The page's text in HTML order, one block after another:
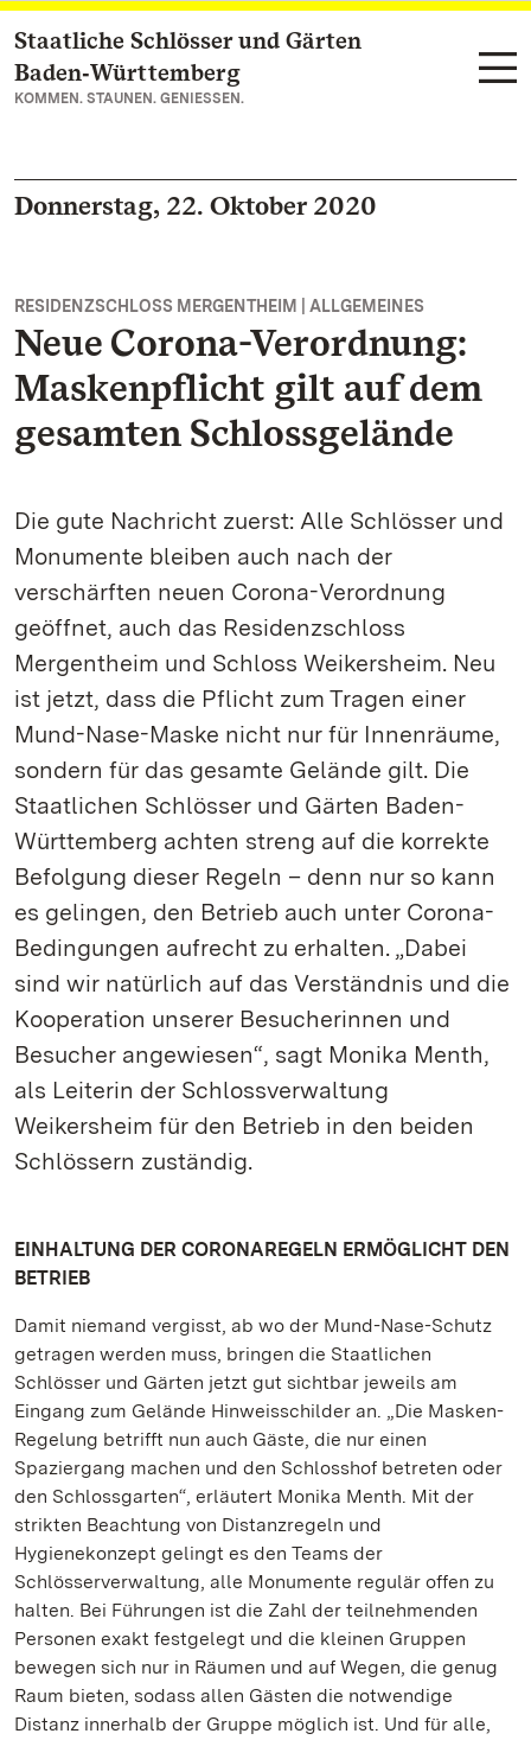
Zum Hauptinhalt springen
Staatliche Schlösser und Gärten
Baden‑Württemberg
KOMMEN. STAUNEN. GENIESSEN.
Donnerstag, 22. Oktober 2020
RESIDENZSCHLOSS MERGENTHEIM | ALLGEMEINES
Neue Corona-Verordnung:
Maskenpflicht gilt auf dem
gesamten Schlossgelände
Die gute Nachricht zuerst: Alle Schlösser und
Monumente bleiben auch nach der
verschärften neuen Corona-Verordnung
geöffnet, auch das Residenzschloss
Mergentheim und Schloss Weikersheim. Neu
ist jetzt, dass die Pflicht zum Tragen einer
Mund-Nase-Maske nicht nur für Innenräume,
sondern für das gesamte Gelände gilt. Die
Staatlichen Schlösser und Gärten Baden-
Württemberg achten streng auf die korrekte
Befolgung dieser Regeln – denn nur so kann
es gelingen, den Betrieb auch unter Corona-
Bedingungen aufrecht zu erhalten. „Dabei
sind wir natürlich auf das Verständnis und die
Kooperation unserer Besucherinnen und
Besucher angewiesen“, sagt Monika Menth,
als Leiterin der Schlossverwaltung
Weikersheim für den Betrieb in den beiden
Schlössern zuständig.
EINHALTUNG DER CORONAREGELN ERMÖGLICHT DEN
BETRIEB
Damit niemand vergisst, ab wo der Mund-Nase-Schutz
getragen werden muss, bringen die Staatlichen
Schlösser und Gärten jetzt gut sichtbar jeweils am
Eingang zum Gelände Hinweisschilder an. „Die Masken-
Regelung betrifft nun auch Gäste, die nur einen
Spaziergang machen und den Schlosshof betreten oder
den Schlossgarten“, erläutert Monika Menth. Mit der
strikten Beachtung von Distanzregeln und
Hygienekonzept gelingt es den Teams der
Schlösserverwaltung, alle Monumente regulär offen zu
halten. Bei Führungen ist die Zahl der teilnehmenden
Personen exakt festgelegt und die kleinen Gruppen
bewegen sich nur in Räumen und auf Wegen, die genug
Raum bieten, sodass allen Gästen die notwendige
Distanz innerhalb der Gruppe möglich ist. Und für alle,